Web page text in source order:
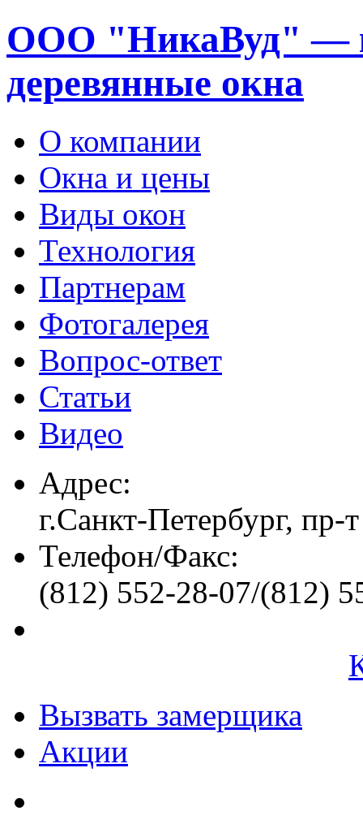
ООО "НикаВуд" —
деревянные окна
О компании
Окна и цены
Виды окон
Технология
Партнерам
Фотогалерея
Вопрос-ответ
Статьи
Видео
Адрес:
г.Санкт-Петербург, пр-
Телефон/Факс:
(812) 552-28-07/(812)
Вызвать замерщика
Акции